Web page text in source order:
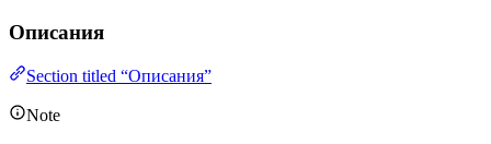
Описания
Section titled “Описания”
Note